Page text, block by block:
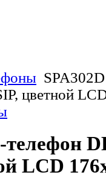
цветной
телефон
LCD